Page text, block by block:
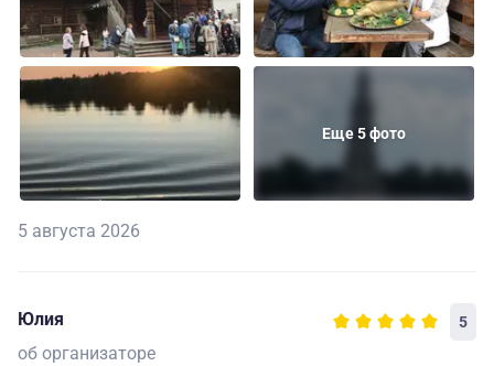
Еще 5 фото
5 августа 2026
Юлия 5
об организаторе